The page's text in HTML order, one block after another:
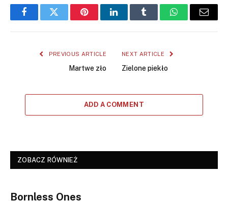
FacebookTwitter PinterestLinkedInTumblr WhatsAppEmail
PREVIOUS ARTICLE
Martwe zło
NEXT ARTICLE
Zielone piekło
ADD A COMMENT
ZOBACZ RÓWNIEŻ
Bornless Ones